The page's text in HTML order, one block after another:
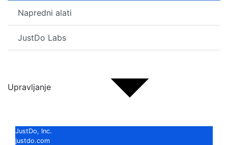
Napredni alati
JustDo Labs
Upravljanje
JustDo, Inc.
justdo.com